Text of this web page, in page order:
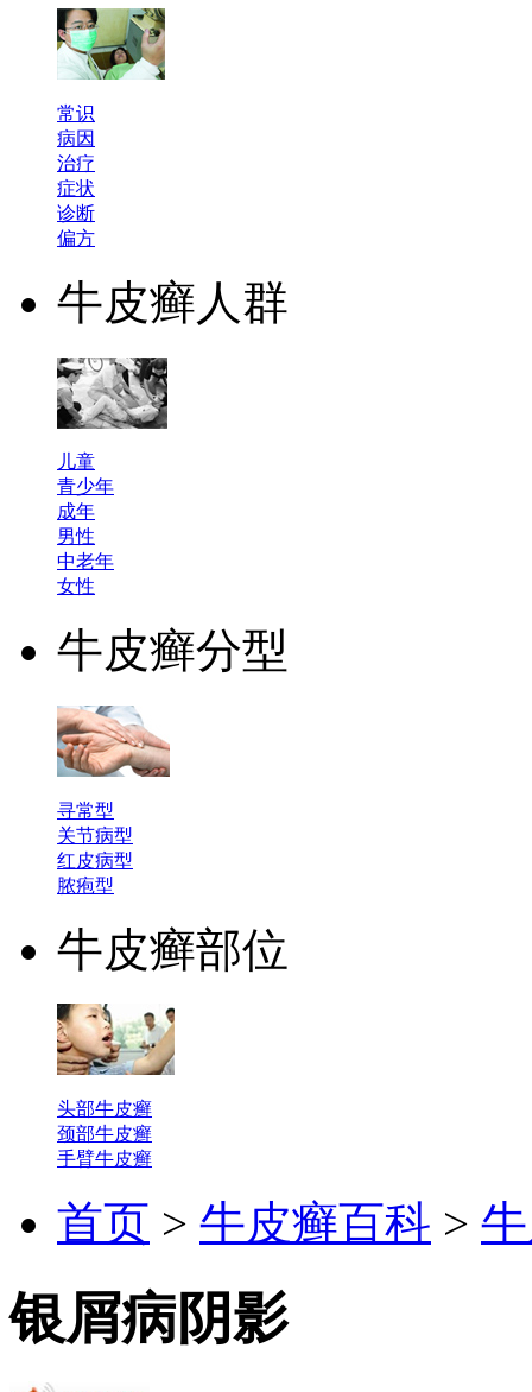
常识
病因
治疗
症状
诊断
偏方
牛皮癣人群
儿童
青少年
成年
男性
中老年
女性
牛皮癣分型
寻常型
关节病型
红皮病型
脓疱型
牛皮癣部位
头部牛皮癣
颈部牛皮癣
手臂牛皮癣
首页 > 牛皮癣百科 >
银屑病阴影